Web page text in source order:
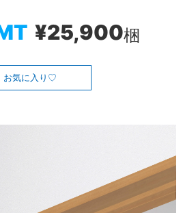
¥25,900梱
お気に入り